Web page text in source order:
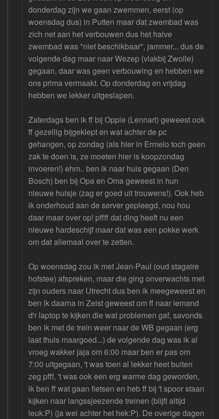
donderdag zijn we gaan zwemmen, eerst (op
woensdag dus) in Putten maar dat zwembad was
zich net aan het verbouwen dus het halve
zwembad was "niet beschikbaar", jammer... dus de
volgende dag maar naar Wezep (vlakbij Zwolle)
gegaan, daar was geen verbouwing en hebben we
ons prima vermaakt. Op donderdag en vrijdag
hebben we lekker uitgeslapen.
Zaterdags ben ik ff bij Oppie (Lennart) geweest ook
ff gezellig bijgeklept en wat achter de pc
gehangen, op zondag (als hier in Ermelo toch geen
zak te doen is, ze moeten hier is koopzondag
invoeren!) ehm.. ben ik naar huis gegaan (Den
Bosch) ben bij Opa en Oma geweest in hun
nieuwe huisje (zag er goed uit trouwens!). Ook heb
ik onderhoud aan de server gepleegd, nou hou
daar maar over op! pffff dat ding heeft nu een
nieuwe hardeschijf maar dat was een pokke werk
om dat allemaal over te zetten.
Op woensdag zou ik met Jean-Paul (oud stagaire
hofstee) afspreken, maar die ging onverwachts met
zijn ouders naar Utrecht dus ben ik meegeweest en
ben ik daarna in Zeist geweest om ff naar iemand
d'r laptop te kijken die wat problemen gaf, savonds
ben ik met de trein weer naar de WB gegaan (erg
laat thuis maargoed...) de volgende dag was ik al
vroeg wakker jaja om 6:00 maar ben er pas om
7:00 uitgegaan, 't was toen al lekker heet buiten
zeg pfff, 't was ook een erg warme dag geworden,
ik ben ff wat gaan fietsen en heb ff bij 't spoor staan
kijken naar langssjeezende treinen (blijft altijd
leuk:P) (ja wel achter het hek:P). De overige dagen